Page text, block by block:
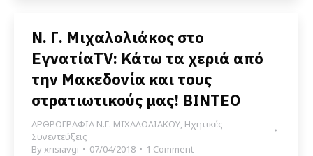
Ν. Γ. Μιχαλολιάκος στο
ΕγνατίαTV: Κάτω τα χεριά από
την Μακεδονία και τους
στρατιωτικούς μας! ΒΙΝΤΕΟ
ΑΡΘΡΟΓΡΑΦΙΑ Ν.Γ. ΜΙΧΑΛΟΛΙΑΚΟΥ, Ηχητικές
Συνεντεύξεις
Byxrisiavgi 07/04/2018 1 Comment